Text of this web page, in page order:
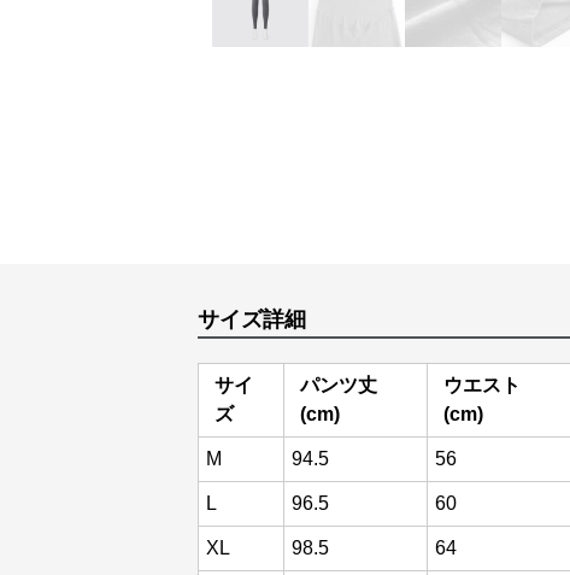
サイズ詳細
サイ
ズ
パンツ丈
(cm)
ウエスト
(cm)
M 94.5 56
L 96.5 60
XL 98.5 64